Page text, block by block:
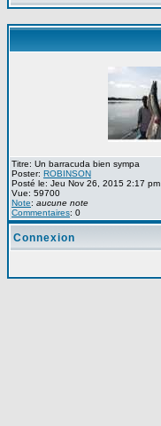
Titre: Un barracuda bien sympa
Poster: ROBINSON
Posté le: Jeu Nov 26, 2015 2:17 pm
Vue: 59700
Note: aucune note
Commentaires: 0
Connexion